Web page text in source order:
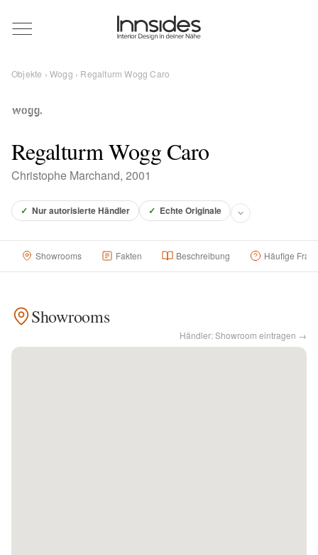
Magazin
Showrooms
Über uns
Kontakt
Objekte ›Wogg › Regalturm Wogg Caro
Regalturm Wogg Caro
Christophe Marchand, 2001
✓ Nur autorisierte Händler ✓ Echte Originale
Showrooms Fakten Beschreibung Häufige
Showrooms
Händler: Showroom eintragen →